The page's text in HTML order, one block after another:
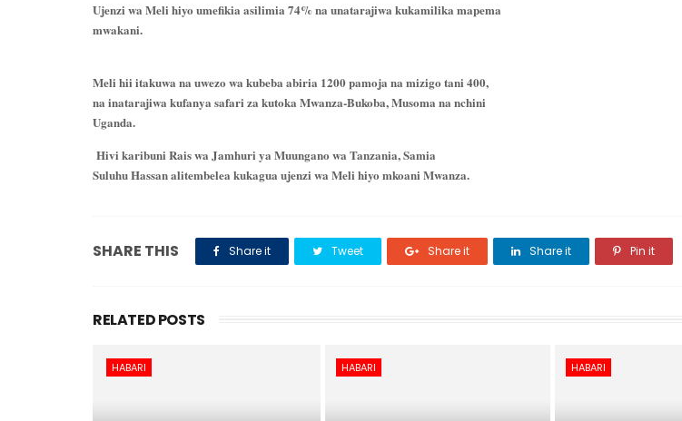
Ujenzi wa Meli hiyo umefikia asilimia 74% na unatarajiwa kukamilika mapema
mwakani.
Meli hii itakuwa na uwezo wa kubeba abiria 1200 pamoja na mizigo tani 400,
na inatarajiwa kufanya safari za kutoka Mwanza-Bukoba, Musoma na nchini
Uganda.
Hivi karibuni Rais wa Jamhuri ya Muungano wa Tanzania, Samia
Suluhu Hassan alitembelea kukagua ujenzi wa Meli hiyo mkoani Mwanza.
SHARE THIS Share it Tweet Share it Share it Pin it
RELATED POSTS
HABARI HABARI HABARI